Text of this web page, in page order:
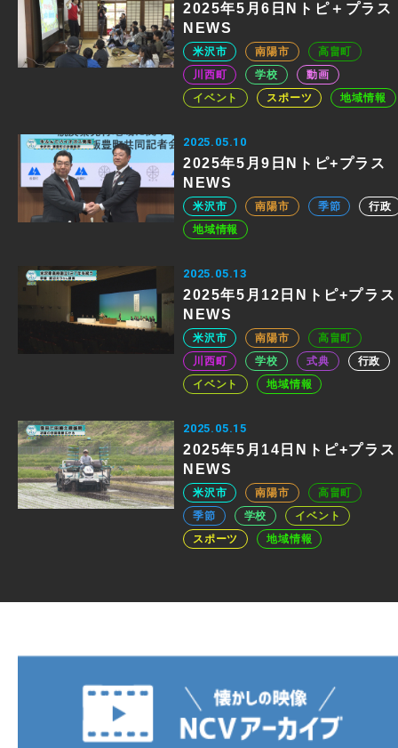
2025年5月6日Nトピ＋プラス
NEWS
米沢市 南陽市
高畠町
川西町
学校
動画
イベント
スポーツ 地域情報
2025.05.10
2025年5月9日Nトピ+プラス
NEWS
米沢市 南陽市 季節
行政
地域情報
2025.05.13
2025年5月12日Nトピ+プラス
NEWS
米沢市 南陽市
高畠町
川西町
学校 式典
行政
イベント
地域情報
2025.05.15
2025年5月14日Nトピ+プラス
NEWS
米沢市 南陽市
高畠町
季節
学校
イベント
スポーツ
地域情報